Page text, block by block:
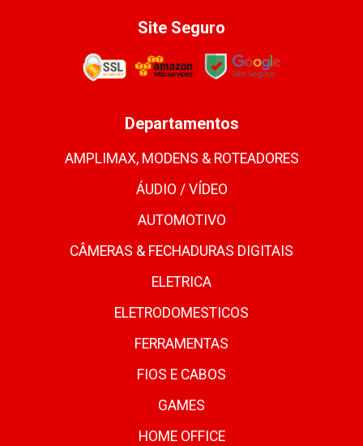
Site Seguro
Departamentos
AMPLIMAX, MODENS & ROTEADORES
ÁUDIO / VÍDEO
AUTOMOTIVO
CÂMERAS & FECHADURAS DIGITAIS
ELETRICA
ELETRODOMESTICOS
FERRAMENTAS
FIOS E CABOS
GAMES
HOME OFFICE